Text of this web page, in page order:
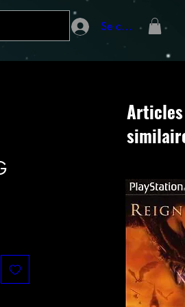
Se connecter
Articles